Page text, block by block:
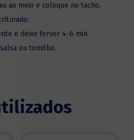
ao meio e coloque no tacho.
e deixe ferver 4-6 min.
ou tomilho.